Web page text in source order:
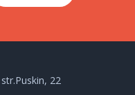
22